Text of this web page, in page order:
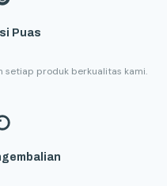
Puas
setiap produk berkualitas kami.